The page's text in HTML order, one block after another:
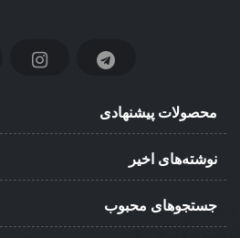
محصولات پیشنهادی
نوشته‌های اخیر
جستجوهای محبوب